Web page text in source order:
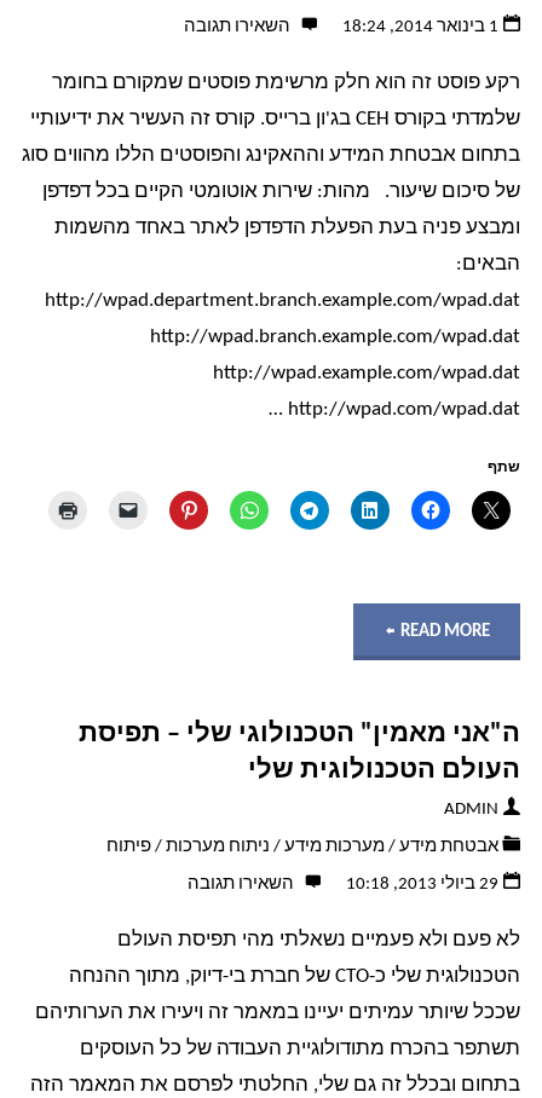
NMAP
–
מה
זה
זה
1 בינואר 2014, 18:24
השאירו תגובה
רקע פוסט זה הוא חלק מרשימת פוסטים שמקורם בחומר
שלמדתי בקורס CEH בג'ון ברייס. קורס זה העשיר את ידיעותיי
בתחום אבטחת המידע וההאקינג והפוסטים הללו מהווים סוג
של סיכום שיעור. מהות: שירות אוטומטי הקיים בכל דפדפן
ומבצע פניה בעת הפעלת הדפדפן לאתר באחד מהשמות
הבאים:
http://wpad.department.branch.example.com/wpad.dat
http://wpad.branch.example.com/wpad.dat
http://wpad.example.com/wpad.dat
http://wpad.com/wpad.dat …
שתף
READ MORE
מה
למה
מסוכן?"
ה"אני מאמין" הטכנולוגי שלי – תפיסת
העולם הטכנולוגית שלי
ADMIN
אבטחת מידע / מערכות מידע / ניתוח מערכות / פיתוח
29 ביולי 2013, 10:18
השאירו תגובה
לא פעם ולא פעמיים נשאלתי מהי תפיסת העולם
הטכנולוגית שלי כ-CTO של חברת בי-דיוק, מתוך ההנחה
שככל שיותר עמיתים יעיינו במאמר זה ויעירו את הערותיהם
תשתפר בהכרח מתודולוגיית העבודה של כל העוסקים
בתחום ובכלל זה גם שלי, החלטתי לפרסם את המאמר הזה